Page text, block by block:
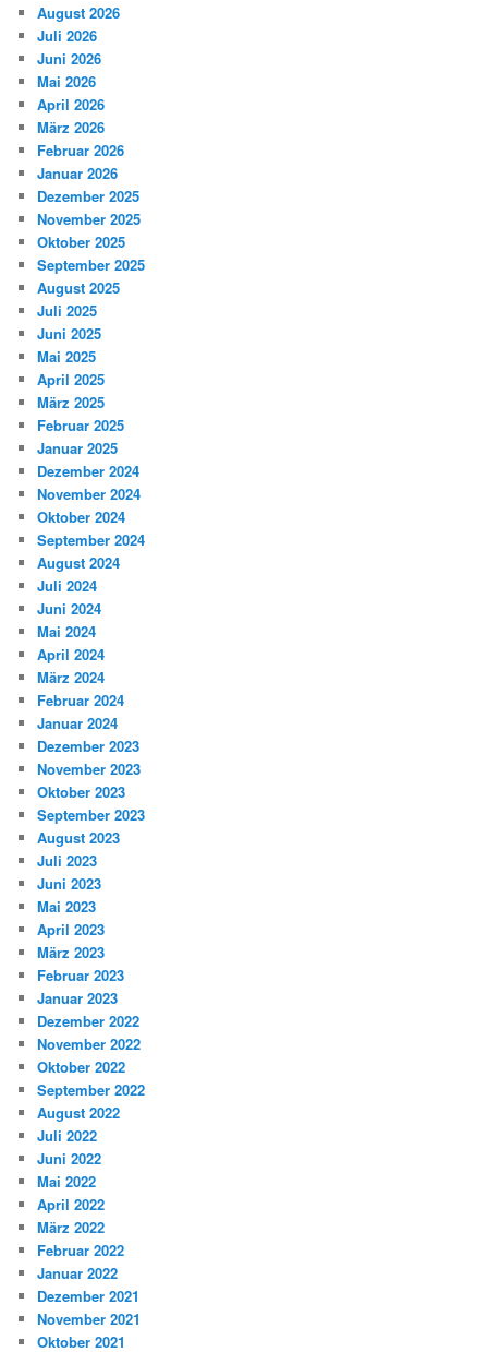
August 2026
Juli 2026
Juni 2026
Mai 2026
April 2026
März 2026
Februar 2026
Januar 2026
Dezember 2025
November 2025
Oktober 2025
September 2025
August 2025
Juli 2025
Juni 2025
Mai 2025
April 2025
März 2025
Februar 2025
Januar 2025
Dezember 2024
November 2024
Oktober 2024
September 2024
August 2024
Juli 2024
Juni 2024
Mai 2024
April 2024
März 2024
Februar 2024
Januar 2024
Dezember 2023
November 2023
Oktober 2023
September 2023
August 2023
Juli 2023
Juni 2023
Mai 2023
April 2023
März 2023
Februar 2023
Januar 2023
Dezember 2022
November 2022
Oktober 2022
September 2022
August 2022
Juli 2022
Juni 2022
Mai 2022
April 2022
März 2022
Februar 2022
Januar 2022
Dezember 2021
November 2021
Oktober 2021